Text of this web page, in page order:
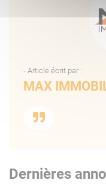
- Article écrit par :
MAX
Dernières